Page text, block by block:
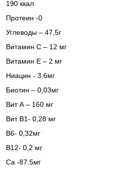
190 ккал
Протеин -0
Углеводы – 47,5г
Витамин С – 12 мг
Витамин Е – 2 мг
Ниацин - 3,6мг
Биотин – 0,03мг
Вит А – 160 мг
Вит В1- 0,28 мг
В6- 0,32мг
В12- 0,2 мг
Ca -87.5мг